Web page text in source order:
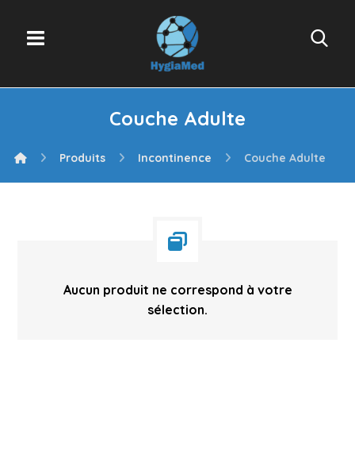
Couche Adulte
Produits Incontinence Couche Adulte
Aucun produit ne correspond à votre
sélection.